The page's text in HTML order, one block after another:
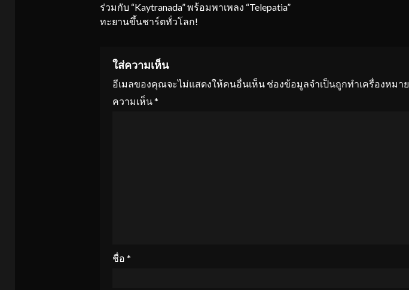
ร่วมกับ “Kaytranada” พร้อมพาเพลง “Telepatia”
ทะยานขึ้นชาร์ตทั่วโลก!
ใส่ความเห็น
อีเมลของคุณจะไม่แสดงให้คนอื่นเห็น ช่องข้อมูลจำเป็นถูกทำเครื่องหมาย
ความเห็น*
ชื่อ *